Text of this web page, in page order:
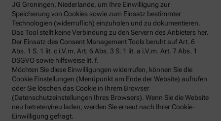
JG Groningen, Niederlande, um Ihre Einwilligung zur
Speicherung von Cookies sowie zum Einsatz bestimmter
Technologien (widerruflich) einzuholen und zu dokumentieren.
Das Tool stellt keine Verbindung zu den Servern des Anbieters her.
Der Einsatz des Consent Management Tools beruht auf Art. 6
Abs. 1 S. 1 lit. c i.V.m. Art. 6 Abs. 3 S. 1 lit. a i.V.m. Art. 7 Abs. 1
DSGVO sowie hilfsweise lit. f.
Möchten Sie diese Einwilligungen widerrufen, können Sie die
Cookie Einstellungen (Menüpunkt am Ende der Website) aufrufen
oder Sie löschen das Cookie in Ihrem Browser
(Datenschutzeinstellungen Ihres Browsers). Wenn Sie die Website
neu betreten/neu laden, werden Sie erneut nach Ihrer Cookie-
Einwilligung gefragt.